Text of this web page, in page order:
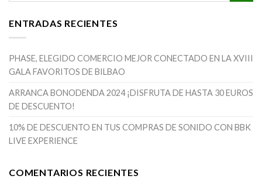
ENTRADAS RECIENTES
PHASE, ELEGIDO COMERCIO MEJOR CONECTADO EN LA XVIII
GALA FAVORITOS DE BILBAO
ARRANCA BONODENDA 2024 ¡DISFRUTA DE HASTA 30 EUROS
DE DESCUENTO!
10% DE DESCUENTO EN TUS COMPRAS DE SONIDO CON BBK
LIVE EXPERIENCE
COMENTARIOS RECIENTES